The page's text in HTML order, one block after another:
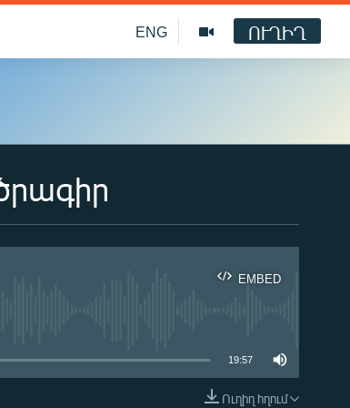
ENG ՈՒՂԻՂ
EMBED
19:57
Ուղիղ հղում